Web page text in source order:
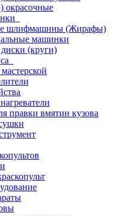
окрасочные
шлифмашины (Жирафы)
машинки
(круги)
правки вмятин кузова